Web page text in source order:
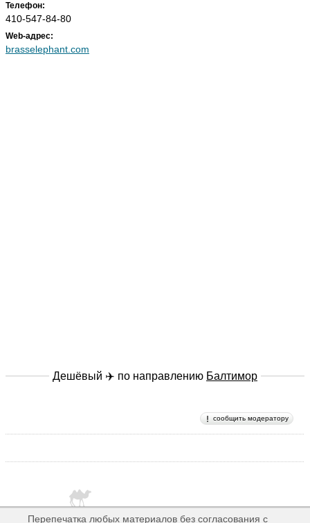
Телефон:
410-547-84-80
Web-адрес:
brasselephant.com
Дешёвый ✈️ по направлению Балтимор
сообщить модератору
Перепечатка любых материалов без согласования с